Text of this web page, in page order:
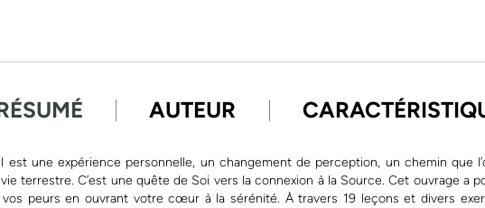
AUTEUR
est une expérience personnelle, un changement de perception, un chemin que
terrestre. C’est une quête de Soi vers la connexion à la Source. Cet ouvrage a
peurs en ouvrant votre cœur à la sérénité. À travers 19 leçons et divers